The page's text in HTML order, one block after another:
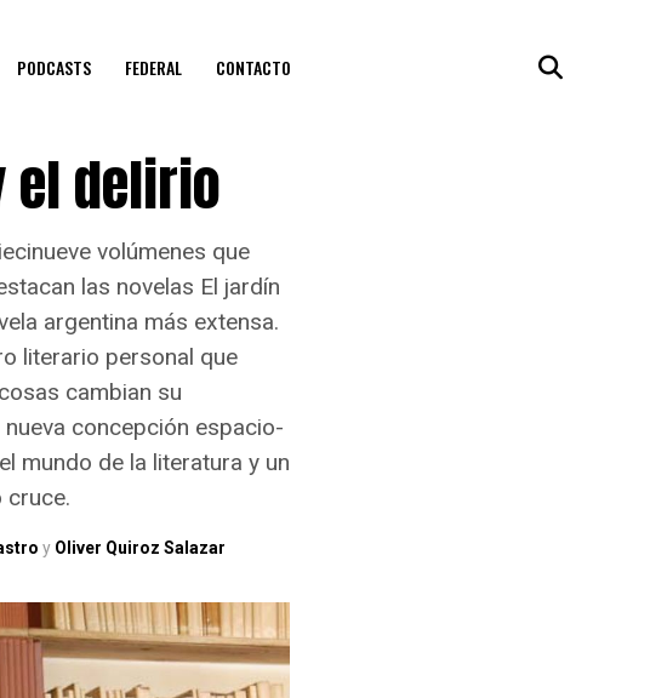
PODCASTS FEDERAL CONTACTO
el delirio
volúmenes que
las novelas El jardín
argentina más extensa.
literario personal que
cambian su
concepción espacio-
mundo de la literatura y un
cruce.
y Oliver Quiroz Salazar